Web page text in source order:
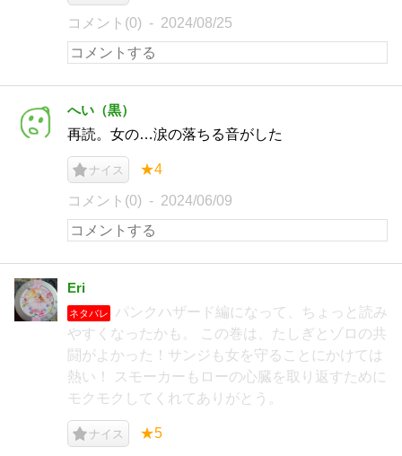
コメント(0) 2024/08/25
へい（黒）
再読。女の…涙の落ちる音がした
ナイス ★4
コメント(0) 2024/06/09
Eri
ネタバレ
パンクハザード編になって、ちょっと読み
やすくなったかも。 この巻は、たしぎとゾロの共
闘がよかった！サンジも女を守ることにかけては
熱い！ スモーカーもローの心臓を取り返すために
モクモクしてくれてありがとう。
ナイス ★5